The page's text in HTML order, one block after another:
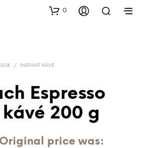
0
/ INSTANT KÁVÉ
Espresso
200 g
Original price was: